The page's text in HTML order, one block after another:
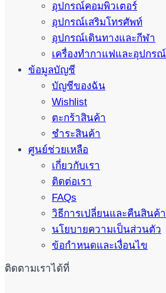
อุปกรณ์คอมพิวเตอร์
อุปกรณ์เสริมโทรศัพท์
อุปกรณ์เดินทางและกีฬา
เครื่องทำกาแฟและอุปกรณ์
ข้อมูลบัญชี
บัญชีของฉัน
Wishlist
ตะกร้าสินค้า
ชำระสินค้า
ศูนย์ช่วยเหลือ
เกี่ยวกับเรา
ติดต่อเรา
FAQs
วิธีการเปลี่ยนและคืนสินค้า
นโยบายความเป็นส่วนตัว
ข้อกำหนดและเงื่อนไข
ติดตามเราได้ที่